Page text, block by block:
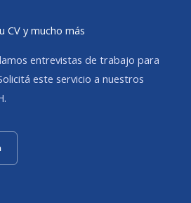
CV y mucho más
entrevistas de trabajo para
este servicio a nuestros